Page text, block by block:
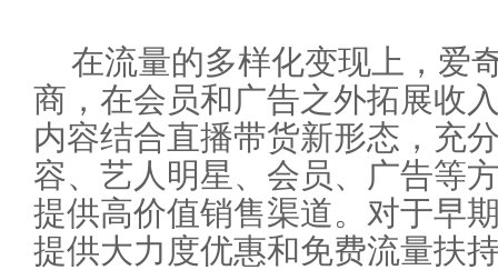
在流量的多样化变现上，爱
商，在会员和广告之外拓展收
内容结合直播带货新形态，充
容、艺人明星、会员、广告等
提供高价值销售渠道。对于早
提供大力度优惠和免费流量扶